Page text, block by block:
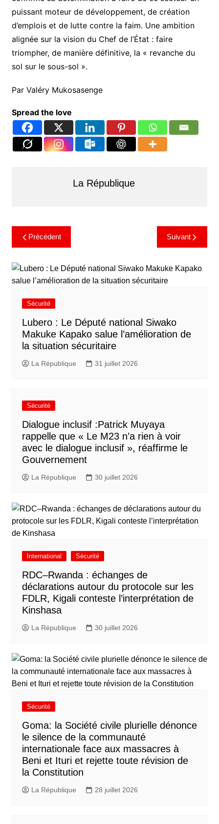
puissant moteur de développement, de création
d’emplois et de lutte contre la faim. Une ambition
alignée sur la vision du Chef de l’État : faire
triompher, de manière définitive, la « revanche du
sol sur le sous-sol ».
​Par Valéry Mukosasenge
Spread the love
La République
Précédent Suivant
Sécurité
Lubero : Le Député national Siwako
Makuke Kapako salue l’amélioration de
la situation sécuritaire
La République 31 juillet 2026
Sécurité
Dialogue inclusif :Patrick Muyaya
rappelle que « Le M23 n’a rien à voir
avec le dialogue inclusif », réaffirme le
Gouvernement
La République 30 juillet 2026
International Sécurité
RDC–Rwanda : échanges de
déclarations autour du protocole sur les
FDLR, Kigali conteste l’interprétation de
Kinshasa
La République 30 juillet 2026
Sécurité
Goma: la Société civile plurielle dénonce
le silence de la communauté
internationale face aux massacres à
Beni et Ituri et rejette toute révision de
la Constitution
La République 28 juillet 2026